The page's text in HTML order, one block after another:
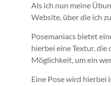
Als ich nun meine
Website, über die ich
Posemaniacs bietet
hierbei eine Textur,
Möglichkeit, um ein
Eine Pose wird hierbei